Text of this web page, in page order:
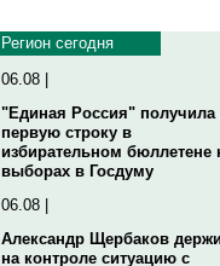
Регион сегодня
06.08 |
"Единая Россия" получила
первую строку в
избирательном бюллетене
выборах в Госдуму
06.08 |
Александр Щербаков
на контроле ситуацию с